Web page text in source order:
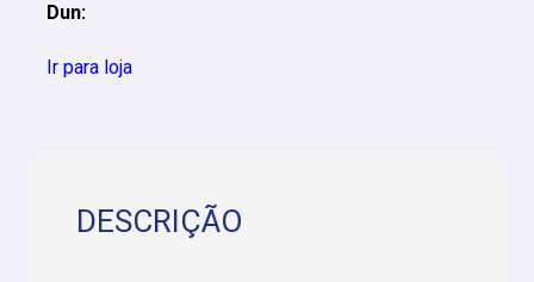
Dun:
Ir para loja
DESCRIÇÃO